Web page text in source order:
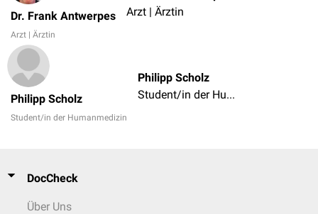
Dr. Frank Antwerpes
Arzt | Ärztin
Arzt | Ärztin
Philipp Scholz
Student/in der Humanmedizin
Philipp Scholz
Student/in der Humanmedizin
DocCheck
Über Uns